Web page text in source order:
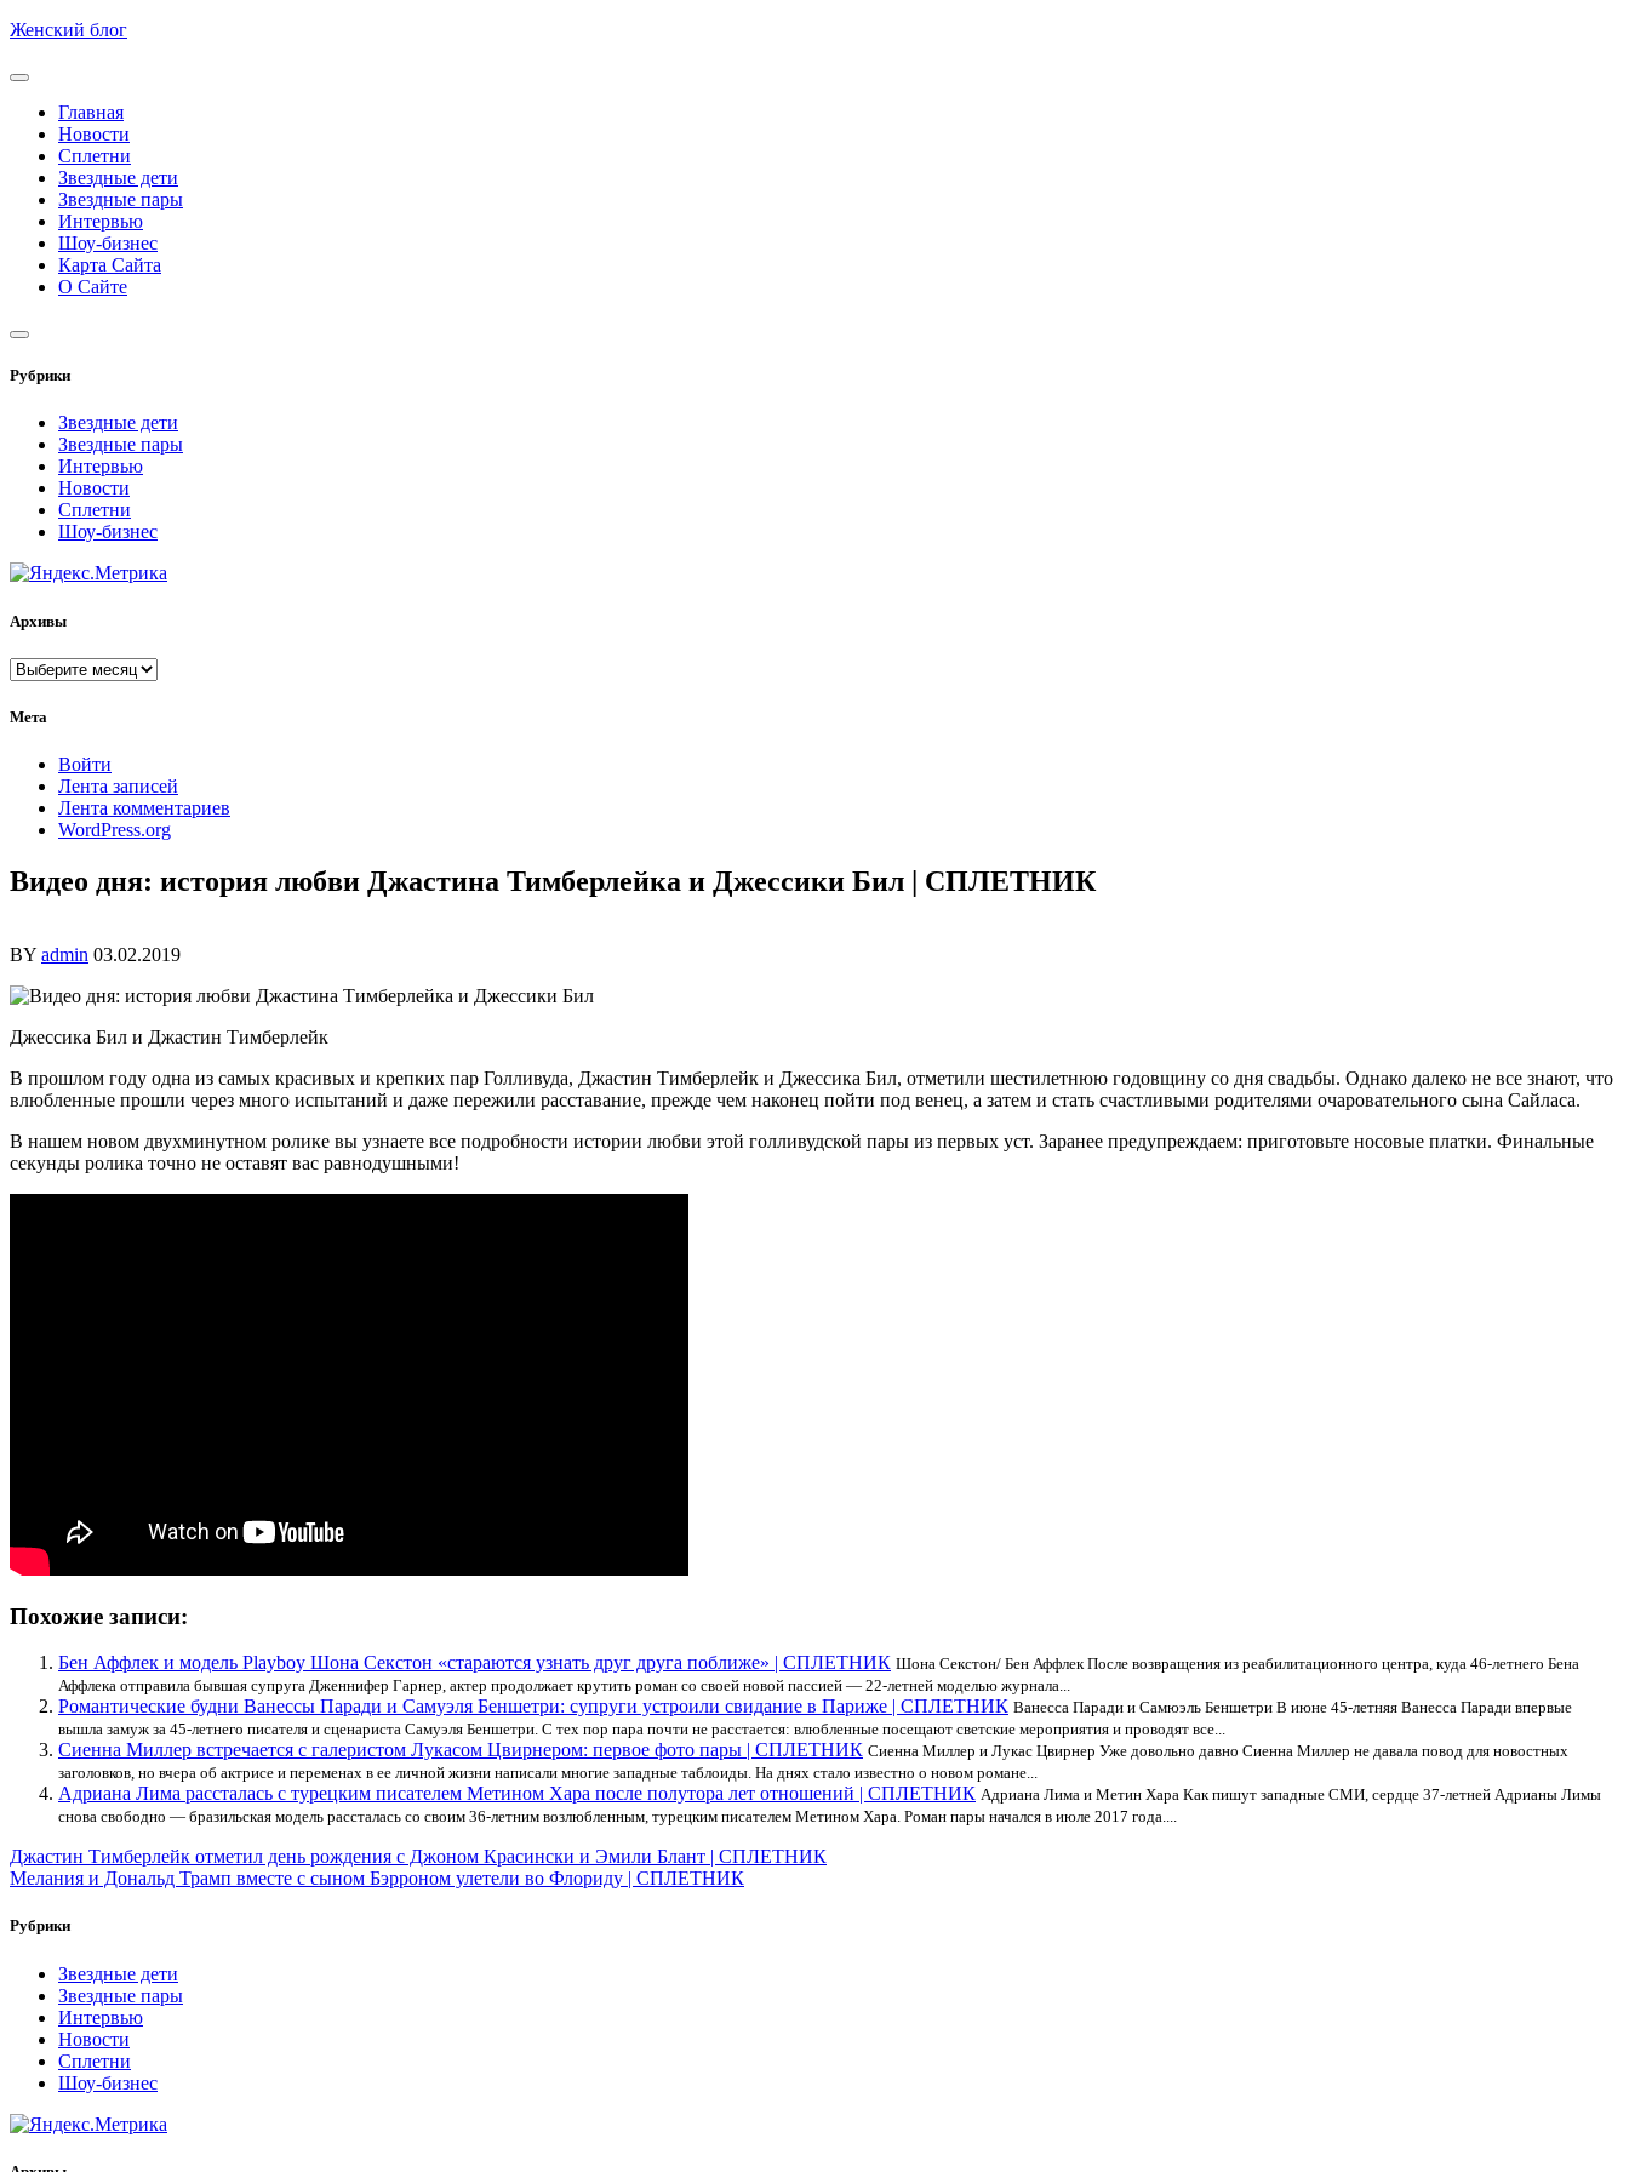
Skip
content
Женский блог
Главная
Новости
Сплетни
Звездные дети
Звездные пары
Интервью
Шоу-бизнес
Карта Сайта
О Сайте
Рубрики
Звездные дети
Звездные пары
Интервью
Новости
Сплетни
Шоу-бизнес
Архивы
Архивы
Мета
Войти
Лента записей
Лента комментариев
WordPress.org
Видео дня: история любви Джастина Тимберлейка и Джессики Бил | СПЛЕТНИК
BY admin 03.02.2019
Джессика Бил и Джастин Тимберлейк
В прошлом году одна из самых красивых и крепких пар Голливуда, Джастин Тимберлейк и Джессика Бил, отметили шестилетнюю годовщину со дня свадьбы. Однако далеко не все знают, что
влюбленные прошли через много испытаний и даже пережили расставание, прежде чем наконец пойти под венец, а затем и стать счастливыми родителями очаровательного сына Сайласа.
В нашем новом двухминутном ролике вы узнаете все подробности истории любви этой голливудской пары из первых уст. Заранее предупреждаем: приготовьте носовые платки. Финальные
секунды ролика точно не оставят вас равнодушными!
Похожие записи:
Бен Аффлек и модель Playboy Шона Секстон «стараются узнать друг друга поближе» | СПЛЕТНИК Шона Секстон/ Бен Аффлек После возвращения из реабилитационного центра, куда 46-летнего Бена
Аффлека отправила бывшая супруга Дженнифер Гарнер, актер продолжает крутить роман со своей новой пассией — 22-летней моделью журнала...
Романтические будни Ванессы Паради и Самуэля Беншетри: супруги устроили свидание в Париже | СПЛЕТНИК Ванесса Паради и Самюэль Беншетри В июне 45-летняя Ванесса Паради впервые
вышла замуж за 45-летнего писателя и сценариста Самуэля Беншетри. С тех пор пара почти не расстается: влюбленные посещают светские мероприятия и проводят все...
Сиенна Миллер встречается с галеристом Лукасом Цвирнером: первое фото пары | СПЛЕТНИК Сиенна Миллер и Лукас Цвирнер Уже довольно давно Сиенна Миллер не давала повод для новостных
заголовков, но вчера об актрисе и переменах в ее личной жизни написали многие западные таблоиды. На днях стало известно о новом романе...
Адриана Лима рассталась с турецким писателем Метином Хара после полутора лет отношений | СПЛЕТНИК Адриана Лима и Метин Хара Как пишут западные СМИ, сердце 37-летней Адрианы Лимы
снова свободно — бразильская модель рассталась со своим 36-летним возлюбленным, турецким писателем Метином Хара. Роман пары начался в июле 2017 года....
Навигация
по
записям
Джастин Тимберлейк отметил день рождения с Джоном Красински и Эмили Блант | СПЛЕТНИК
Мелания и Дональд Трамп вместе с сыном Бэрроном улетели во Флориду | СПЛЕТНИК
Рубрики
Звездные дети
Звездные пары
Интервью
Новости
Сплетни
Шоу-бизнес